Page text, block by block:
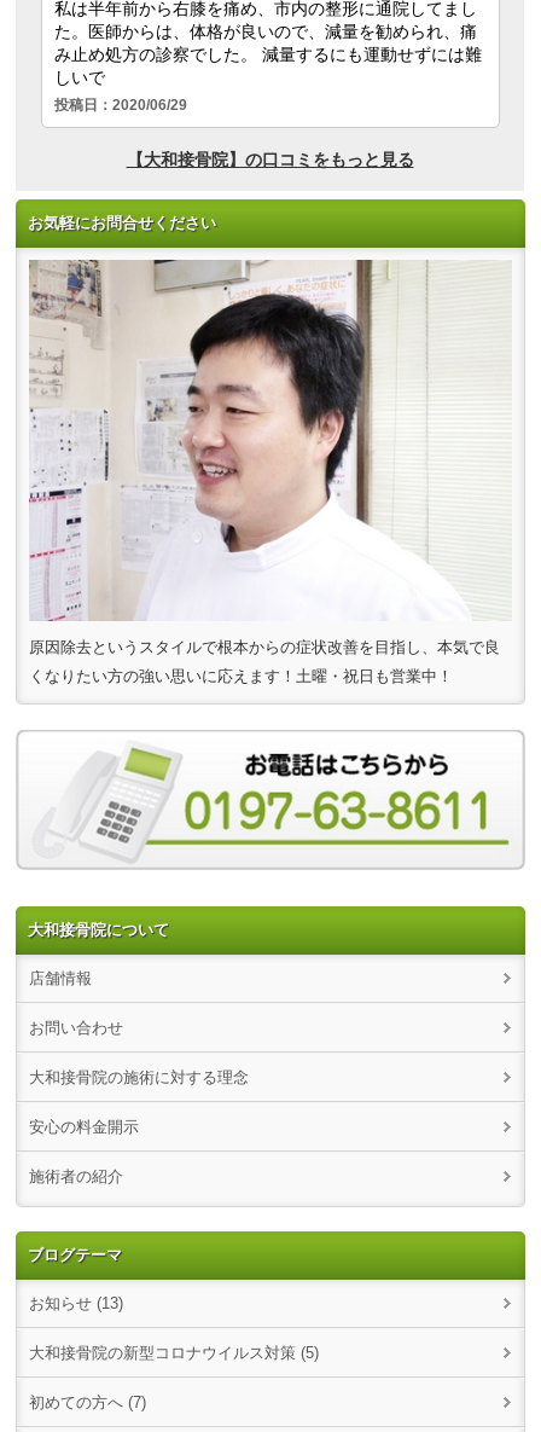
お気軽にお問合せください
原因除去というスタイルで根本からの症状改善を目指し、本気で良
くなりたい方の強い思いに応えます！土曜・祝日も営業中！
大和接骨院について
店舗情報
お問い合わせ
大和接骨院の施術に対する理念
安心の料金開示
施術者の紹介
ブログテーマ
お知らせ (13)
大和接骨院の新型コロナウイルス対策 (5)
初めての方へ (7)